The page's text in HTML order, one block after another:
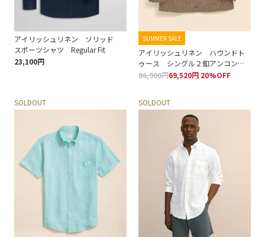
アイリッシュリネン ソリッド
スポーツシャツ Regular Fit
23,100円
SUMMER SALE
アイリッシュリネン ハウンドト
ゥース シングル２釦アンコンジ
ャケット Classic
86,900円69,520円 20%OFF
SOLDOUT SOLDOUT